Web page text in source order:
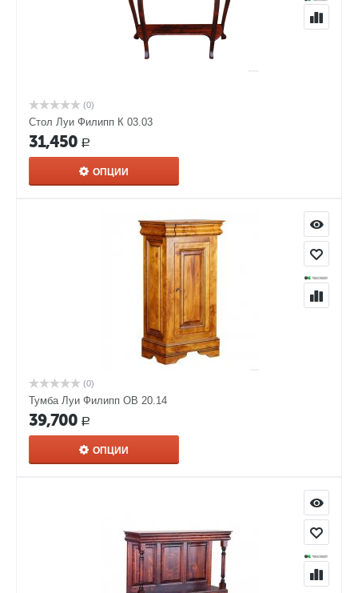
(0)
Стол Луи Филипп К 03.03
31,450 Р
ОПЦИИ
(0)
Тумба Луи Филипп ОВ 20.14
39,700 Р
ОПЦИИ